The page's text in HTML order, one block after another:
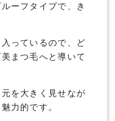
ーフタイプで、き
っているので、ど
まつ毛へと導いて
を大きく見せなが
力的です。